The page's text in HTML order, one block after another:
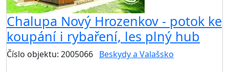
Chalupa Nový Hrozenkov - potok ke
koupání i rybaření, les plný hub
Číslo objektu: 2005066 Beskydy a Valašsko